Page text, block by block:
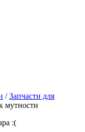
/Запчасти для
мутности
:(